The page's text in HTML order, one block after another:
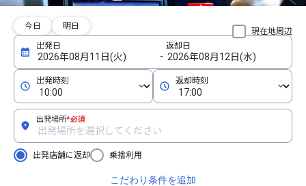
現在地周辺
今日 明日
出発場所*必須
出発店舗に返却 乗捨利用
こだわり条件を追加